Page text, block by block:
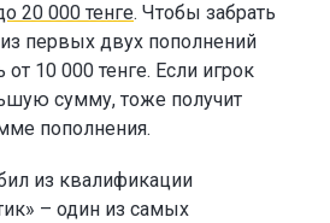
20 000 тенге. Чтобы забрать
первых двух пополнений
10 000 тенге. Если игрок
сумму, тоже получит
пополнения.
из квалификации
– один из самых